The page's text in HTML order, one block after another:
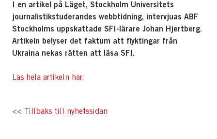
I en artikel på Läget, Stockholm Universitets
journalistikstuderandes webbtidning, intervjuas ABF
Stockholms uppskattade SFI-lärare Johan Hjertberg.
Artikeln belyser det faktum att flyktingar från
Ukraina nekas rätten att läsa SFI.
Läs hela artikeln här.
<< Tillbaks till nyhetssidan